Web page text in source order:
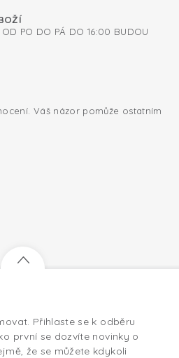
OD PO DO PÁ DO 16:00 BUDOU
Váš názor pomůže ostatním
Přihlaste se k odběru
první se dozvíte novinky o
že se můžete kdykoli